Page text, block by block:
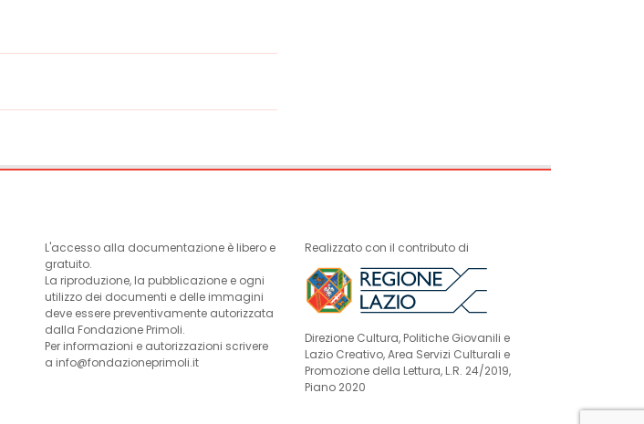
L'accesso alla documentazione è libero e
gratuito.
La riproduzione, la pubblicazione e ogni
utilizzo dei documenti e delle immagini
deve essere preventivamente autorizzata
dalla Fondazione Primoli.
Per informazioni e autorizzazioni scrivere
a info@fondazioneprimoli.it
Realizzato con il contributo di
Direzione Cultura, Politiche Giovanili e
Lazio Creativo, Area Servizi Culturali e
Promozione della Lettura, L.R. 24/2019,
Piano 2020